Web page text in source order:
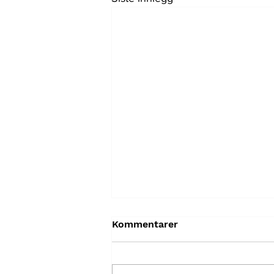
Kommentarer